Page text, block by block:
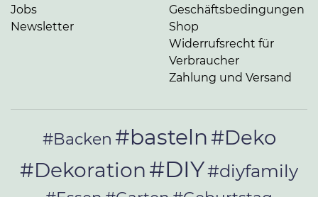
Jobs
Newsletter
Geschäftsbedingungen
Shop
Widerrufsrecht für
Verbraucher
Zahlung und Versand
#Backen #basteln#Deko
#Dekoration #DIY#diyfamily